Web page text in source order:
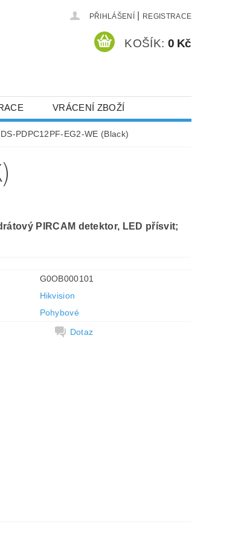
PŘIHLÁŠENÍ REGISTRACE
KOŠÍK: 0 Kč
VRÁCENÍ ZBOŽÍ
DS-PDPC12PF-EG2-WE (Black)
PIRCAM detektor, LED přísvit;
G0OB000101
Hikvision
Pohybové
Dotaz